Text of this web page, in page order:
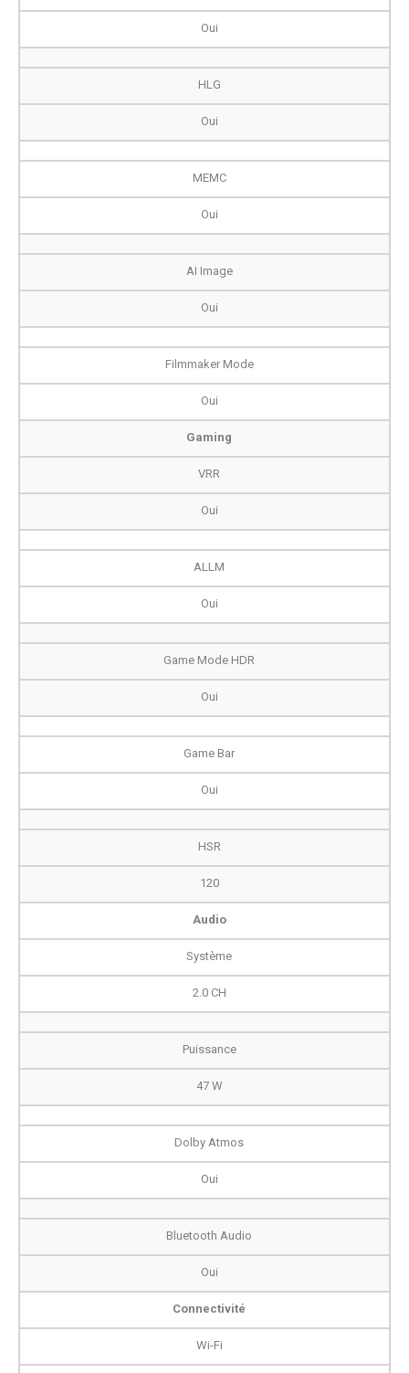
Oui
HLG
Oui
MEMC
Oui
AI Image
Oui
Filmmaker Mode
Oui
Gaming
VRR
Oui
ALLM
Oui
Game Mode HDR
Oui
Game Bar
Oui
HSR
120
Audio
Système
2.0 CH
Puissance
47 W
Dolby Atmos
Oui
Bluetooth Audio
Oui
Connectivité
Wi-Fi